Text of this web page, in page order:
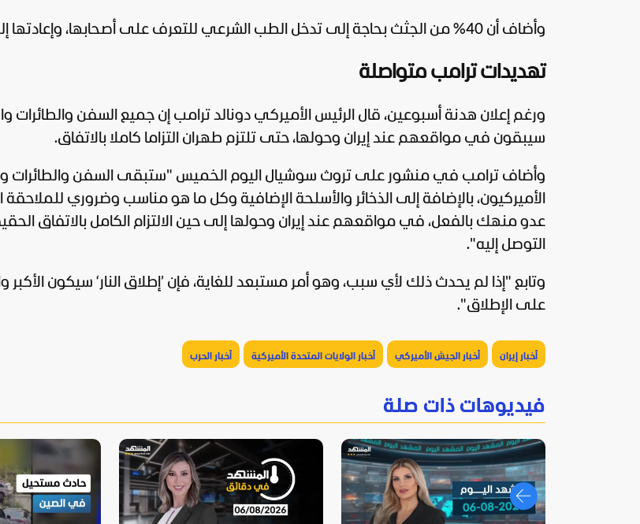
وأضاف أن 40% من الجثث بحاجة إلى تدخل الطب الشرعي للتعرف على أصحابها، وإعادتها إلى ذويها.
تهديدات ترامب متواصلة
ورغم إعلان هدنة أسبوعين، قال الرئيس الأميركي دونالد ترامب إن جميع السفن والطائرات
سيبقون في مواقعهم عند إيران وحولها، حتى تلتزم طهران التزاما كاملا بالاتفاق.
وأضاف ترامب في منشور على تروث سوشيال اليوم الخميس "ستبقى السفن والطائرات
الأميركيون، بالإضافة إلى الذخائر والأسلحة الإضافية وكل ما هو مناسب وضروري للملاحقة
عدو منهك بالفعل، في مواقعهم عند إيران وحولها إلى حين الالتزام الكامل بالاتفاق
التوصل إليه".
وتابع "إذا لم يحدث ذلك لأي سبب، وهو أمر مستبعد للغاية، فإن ’إطلاق النار‘ سيكون الأكبر
على الإطلاق".
أخبار إيران أخبار الجيش الأميركي أخبار الولايات المتحدة الأميركية أخبار الحرب
فيديوهات ذات صلة